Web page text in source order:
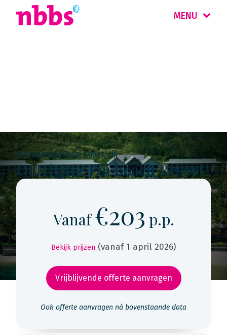
MENU
strandhotel Coral Coast, Fiji
Outrigger Fiji Beach Resort
Vanaf€203 p.p.
Bekijk prijzen (vanaf 1 april 2026)
Vrijblijvende offerte aanvragen
Ook offerte aanvragen ná bovenstaande data